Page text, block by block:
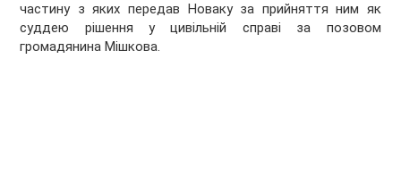
частину з яких передав Новаку за прийняття ним як
суддею рішення у цивільній справі за позовом
громадянина Мішкова.